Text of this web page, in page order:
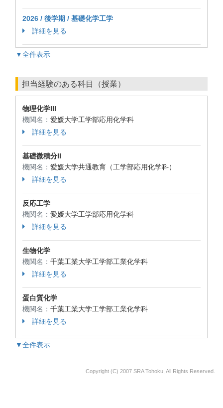
2026 / 後学期 / 基礎化学工学
詳細を見る
▼全件表示
担当経験のある科目（授業）
物理化学III
機関名： 愛媛大学工学部応用化学科
詳細を見る
基礎微積分II
機関名： 愛媛大学共通教育（工学部応用化学科）
詳細を見る
反応工学
機関名： 愛媛大学工学部応用化学科
詳細を見る
生物化学
機関名： 千葉工業大学工学部工業化学科
詳細を見る
蛋白質化学
機関名： 千葉工業大学工学部工業化学科
詳細を見る
▼全件表示
Copyright (C) 2007 SRA Tohoku, All Rights Reserved.